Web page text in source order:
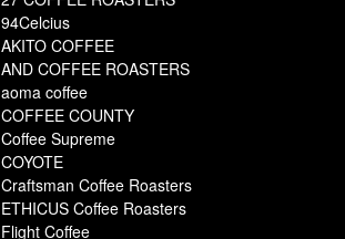
94Celcius
AKITO COFFEE
AND COFFEE ROASTERS
aoma coffee
COFFEE COUNTY
Coffee Supreme
COYOTE
Craftsman Coffee Roasters
ETHICUS Coffee Roasters
Flight Coffee